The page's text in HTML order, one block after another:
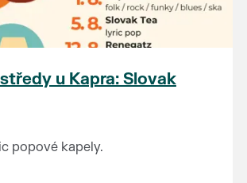
u Kapra: Slovak
popové kapely.